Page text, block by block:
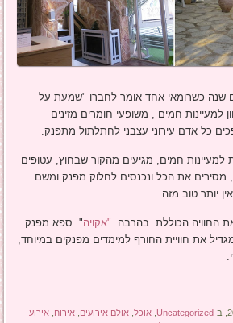
שנה כשרומאי אחד אומר לחברו "שמעת על
למעיינות חמים , משופעי חומרים מזינים
כל אדם עירוני עצבני לחתלתול מתפנק.
למעיינות חמים, מגיעים מהקור שבחוץ, עטופים
מסירים את הכל ונכנסים לחלוק מפנק ומשם
יותר טוב מזה.
החוויה הכוללת. בהרבה. "אקויה". ספא מפנק
את חוויית החורף למימדים מפנקים במיוחד,
Uncategorized
,אוכל ,אולם אירועים ,אירוח ,אירוע